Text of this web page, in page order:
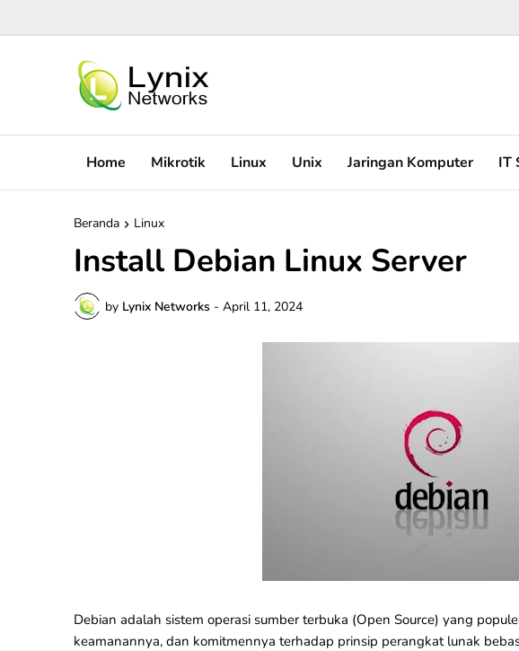
Home Mikrotik Linux Unix Jaringan Komputer IT
Beranda Linux
Install Debian Linux Server
by Lynix Networks - April 11, 2024
Debian adalah sistem operasi sumber terbuka (Open Source) yang
keamanannya, dan komitmennya terhadap prinsip perangkat lunak